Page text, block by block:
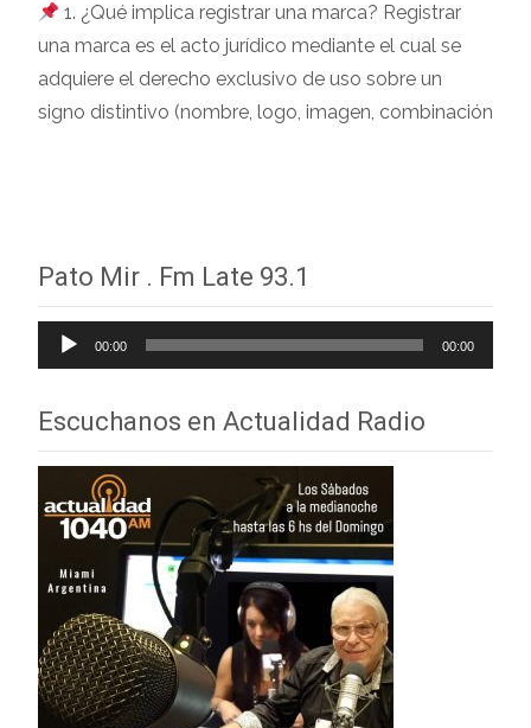
1. ¿Qué implica registrar una marca? Registrar
una marca es el acto jurídico mediante el cual se
adquiere el derecho exclusivo de uso sobre un
signo distintivo (nombre, logo, imagen, combinación
Pato Mir . Fm Late 93.1
Reproductor
de
00:00 00:00
Escuchanos en Actualidad Radio